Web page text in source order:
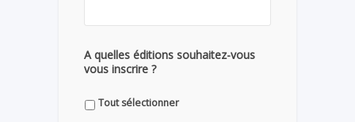
A quelles éditions souhaitez-vous
vous inscrire ?
Tout sélectionner